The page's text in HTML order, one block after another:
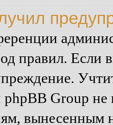
правил.
Group не
вынесенным